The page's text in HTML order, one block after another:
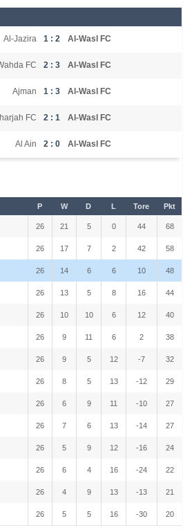
Al-Jazira 1 : 2 Al-Wasl FC
FC 2 : 3 Al-Wasl FC
Ajman 1 : 3 Al-Wasl FC
FC 2 : 1 Al-Wasl FC
Al Ain 2 : 0 Al-Wasl FC
P W D L Tore Pkt
26 21 5 0 44 68
26 17 7 2 42 58
26 14 6 6 10 48
26 13 5 8 16 44
26 10 10 6 12 40
26 9 11 6 2 38
26 9 5 12 -7 32
26 8 5 13 -12 29
26 6 9 11 -10 27
26 7 6 13 -14 27
26 5 9 12 -16 24
26 6 4 16 -24 22
26 4 9 13 -13 21
26 5 5 16 -30 20